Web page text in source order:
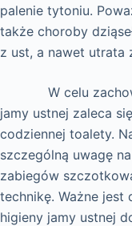
palenie tytoniu.
także choroby
z ust, a nawet utrata
W celu
jamy ustnej zaleca
codziennej toalety.
szczególną uwagę
zabiegów
technikę. Ważne
higieny jamy ustnej